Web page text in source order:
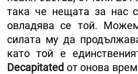
така че нещата за нас
овладява се той.
силата му да
като той е
Decapitated от онова